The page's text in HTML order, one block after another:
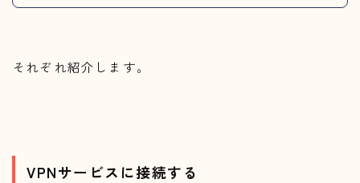
それぞれ紹介します。
VPNサービスに接続する